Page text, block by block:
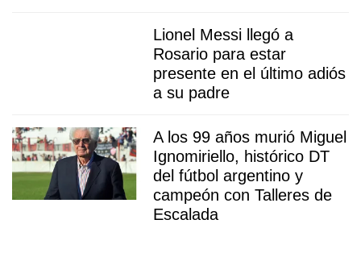
Lionel Messi llegó a
Rosario para estar
presente en el último adiós
a su padre
A los 99 años murió Miguel
Ignomiriello, histórico DT
del fútbol argentino y
campeón con Talleres de
Escalada